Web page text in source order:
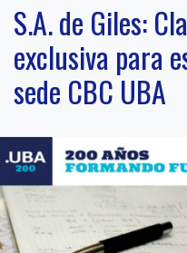
S.A. de Giles:
exclusiva para
sede CBC UBA